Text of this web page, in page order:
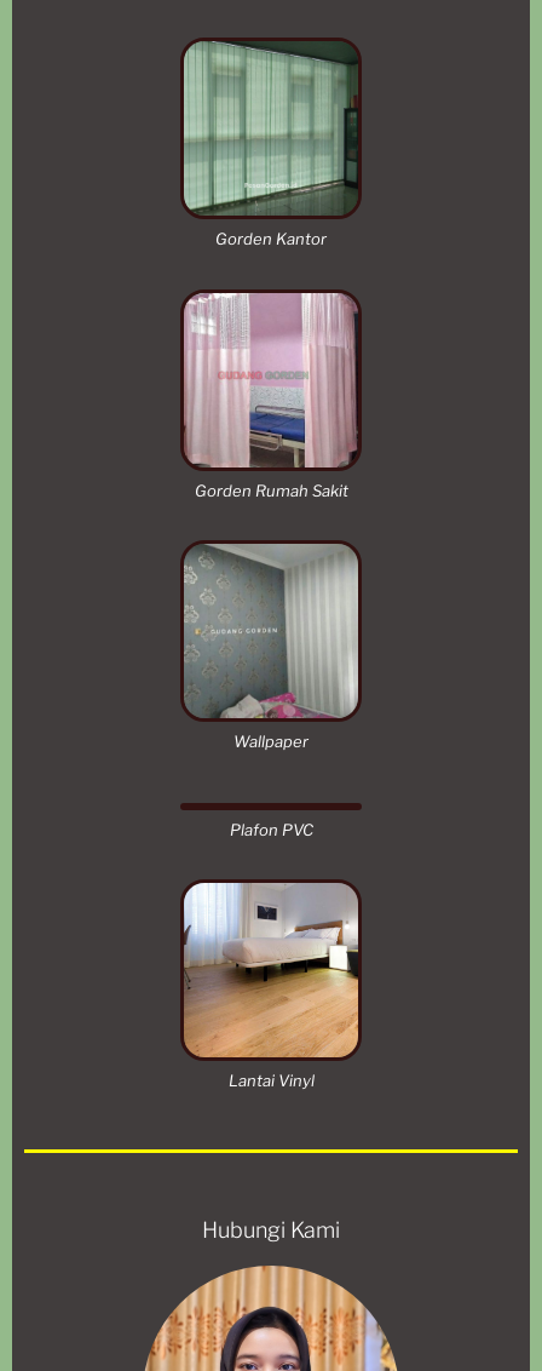
Gorden Kantor
Gorden Rumah Sakit
Wallpaper
Plafon PVC
Lantai Vinyl
Hubungi Kami